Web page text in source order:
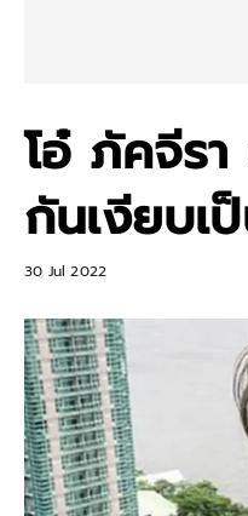
โอ๋ ภัคจีร
กันเงียบเ
30 Jul 2022